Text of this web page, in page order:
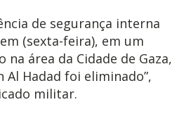
de segurança interna
(sexta-feira), em um
na área da Cidade de Gaza,
Hadad foi eliminado”,
militar.